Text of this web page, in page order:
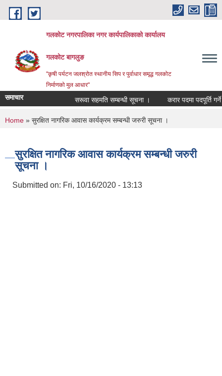
Skip to main content
गलकोट नगरपालिका नगर कार्यपालिकाको कार्यालय
गलकोट बागलुङ
"कृषी पर्यटन जलश्रोत स्थानीय सिप र पुर्वाधार समृद्ध गलकोट
निर्माणको मुल आधार"
समाचार सरूवा सहमति सम्बन्धी सूचना । करार पदमा पदपूर्ति गर्ने
You are here
Home » सुरक्षित नागरिक आवास कार्यक्रम सम्बन्धी जरुरी सूचना ।
सुरक्षित नागरिक आवास कार्यक्रम सम्बन्धी जरुरी
सूचना ।
Submitted on: Fri, 10/16/2020 - 13:13